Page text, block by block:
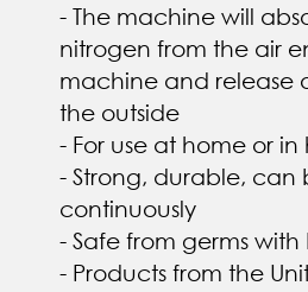
- The machine will
nitrogen from the air
machine and release
the outside
- For use at home or in
- Strong, durable, can
continuously
- Safe from germs with
- Products from the